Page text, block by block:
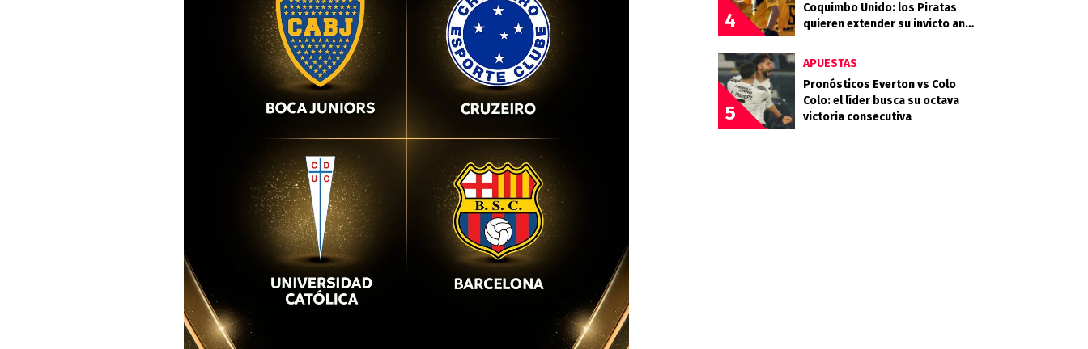
4
Coquimbo Unido: los Piratas
quieren extender su invicto ante
5
APUESTAS
Pronósticos Everton vs Colo
Colo: el líder busca su octava
victoria consecutiva